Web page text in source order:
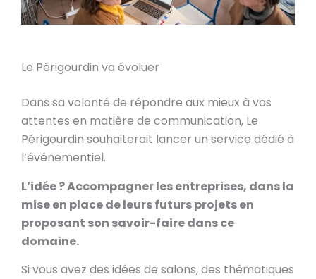
Le Périgourdin va évoluer
Dans sa volonté de répondre aux mieux à vos
attentes en matière de communication, Le
Périgourdin souhaiterait lancer un service dédié à
l’événementiel.
L’idée ? Accompagner les entreprises, dans la
mise en place de leurs futurs projets en
proposant son savoir-faire dans ce
domaine.
Si vous avez des idées de salons, des thématiques